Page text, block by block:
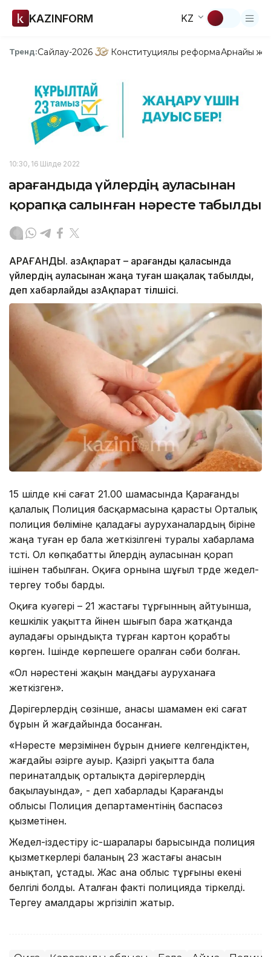
KAZINFORM KZ
Тренд:Сайлау-2026 Конституциялық реформаАрнайы
10:30, 16 Шілде 2022
Қарағандыда үйлердің ауласынан
қорапқа салынған нәресте табылды
ҚАРАҒАНДЫ. ҚазАқпарат – Қарағанды қаласында
үйлердің ауласынан жаңа туған шақалақ табылды,
деп хабарлайды ҚазАқпарат тілшісі.
15 шілде күні сағат 21.00 шамасында Қарағанды
қалалық Полиция басқармасына қарасты Орталық
полиция бөліміне қаладағы ауруханалардың біріне
жаңа туған ер бала жеткізілгені туралы хабарлама
түсті. Ол көпқабатты үйлердің ауласынан қорап
ішінен табылған. Оқиға орнына шұғыл түрде жедел-
тергеу тобы барды.
Оқиға куәгері – 21 жастағы тұрғынның айтуынша,
кешкілік уақытта үйінен шығып бара жатқанда
ауладағы орындықта тұрған картон қорабты
көрген. Ішінде көрпешеге оралған сәби болған.
«Ол нәрестені жақын маңдағы ауруханаға
жеткізген».
Дәрігерлердің сөзінше, анасы шамамен екі сағат
бұрын үй жағдайында босанған.
«Нәресте мерзімінен бұрын дүниеге келгендіктен,
жағдайы әзірге ауыр. Қазіргі уақытта бала
перинаталдық орталықта дәрігерлердің
бақылауында», - деп хабарлады Қарағанды
облысы Полиция департаментінің баспасөз
қызметінен.
Жедел-іздестіру іс-шаралары барысында полиция
қызметкерлері баланың 23 жастағы анасын
анықтап, ұстады. Жас ана облыс тұрғыны екені
белгілі болды. Аталған факті полицияда тіркелді.
Тергеу амалдары жүргізіліп жатыр.